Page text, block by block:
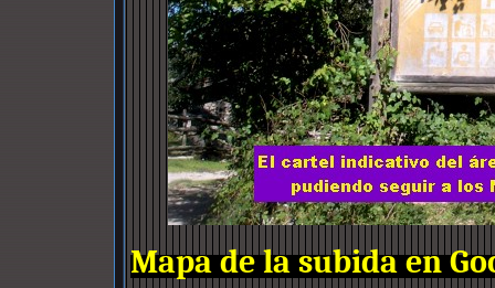
Mapa de la subida en